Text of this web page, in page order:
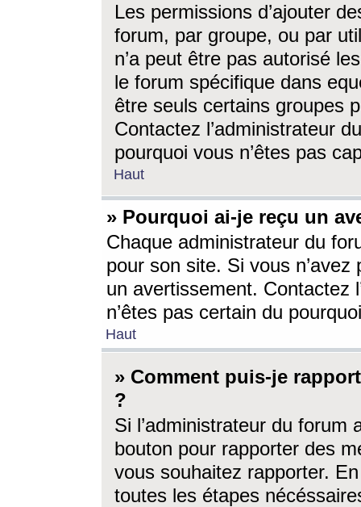
Les permissions d’ajouter
forum, par groupe, ou par
n’a peut être pas autorisé
le forum spécifique dans
être seuls certains groupes
Contactez l’administrateur
pourquoi vous n’êtes pas
Haut
» Pourquoi ai-je reçu un
Chaque administrateur du
pour son site. Si vous
un avertissement. Contactez
n’êtes pas certain du
Haut
» Comment puis-je
?
Si l’administrateur du forum
bouton pour rapporter des
vous souhaitez rapporter.
toutes les étapes